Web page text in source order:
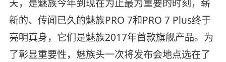
天，是魅族今年到现在为止最为重要的时刻，崭
新的、传闻已久的魅族PRO 7和PRO 7 Plus终于
亮明真身，它们是魅族2017年首款旗舰产品。为
了彰显重要性，魅族头一次将发布会地点选在了